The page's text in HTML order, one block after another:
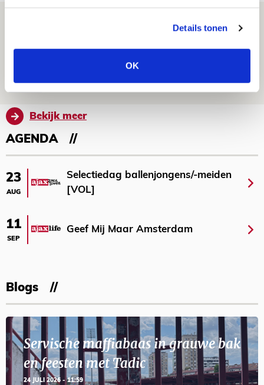
Details tonen
OK
Míchels elf: zie jij al rol voor
Shelbourne?
Bekijk meer
AGENDA
23
AUG
Selectiedag ballenjongens/-meiden
[VOL]
11
SEP
Geef Mij Maar Amsterdam
Blogs
Servische maffiabaas in grauwe bak
en feesten met Tadic
24 JULI 2026 - 11:59